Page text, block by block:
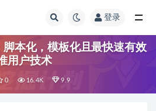
登录
本化，模板化且最快速有效
用户技术
0 16.4K 9.9